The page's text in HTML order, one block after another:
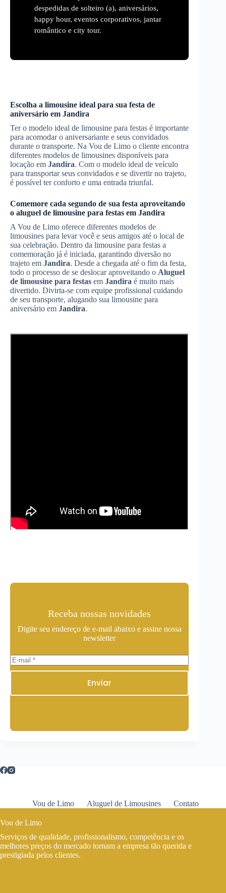
despedidas de solteiro (a), aniversários,
happy hour, eventos corporativos, jantar
romântico e city tour.
Escolha a limousine ideal para sua festa de
aniversário em Jandira
Ter o modelo ideal de limousine para festas é importante
para acomodar o aniversariante e seus convidados
durante o transporte. Na Vou de Limo o cliente encontra
diferentes modelos de limousines disponíveis para
locação em Jandira. Com o modelo ideal de veículo
para transportar seus convidados e se divertir no trajeto,
é possível ter conforto e uma entrada triunfal.
Comemore cada segundo de sua festa aproveitando
o aluguel de limousine para festas em Jandira
A Vou de Limo oferece diferentes modelos de
limousines para levar você e seus amigos até o local de
sua celebração. Dentro da limousine para festas a
comemoração já é iniciada, garantindo diversão no
trajeto em Jandira. Desde a chegada até o fim da festa,
todo o processo de se deslocar aproveitando o Aluguel
de limousine para festas em Jandira é muito mais
divertido. Divirta-se com equipe profissional cuidando
de seu transporte, alugando sua limousine para
aniversário em Jandira.
Receba nossas novidades
Digite seu endereço de e-mail abaixo e assine nossa
newsletter
Enviar
Vou de Limo Aluguel de Limousines Contato
Vou de Limo
Serviços de qualidade, profissionalismo, competência e os
melhores preços do mercado tornam a empresa tão querida e
prestigiada pelos clientes.